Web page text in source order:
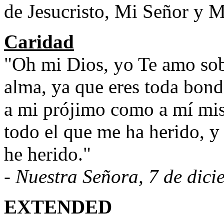
de Jesucristo, Mi Señor y
Caridad
"Oh mi Dios, yo Te amo
alma, ya que eres toda
a mi prójimo como a mí
todo el que me ha herido,
he herido."
- Nuestra Señora, 7 de
EXTENDED